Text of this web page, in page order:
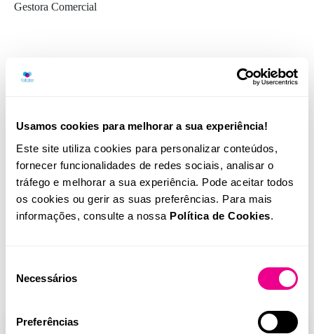
Usamos cookies para melhorar a sua experiência!
Este site utiliza cookies para personalizar conteúdos,
fornecer funcionalidades de redes sociais, analisar o
tráfego e melhorar a sua experiência. Pode aceitar todos
os cookies ou gerir as suas preferências. Para mais
informações, consulte a nossa Política de Cookies.
Necessários
Preferências
Gestora Comercial
Vagas em aberto
Estamos sempre à procura de novos talentos para a nossa equipa.